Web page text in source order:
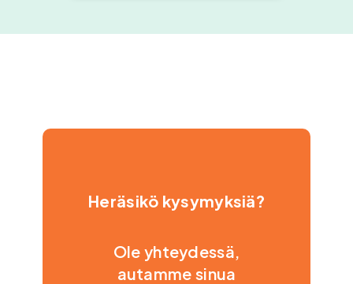
Heräsikö kysymyksiä?
Ole yhteydessä,
autamme sinua